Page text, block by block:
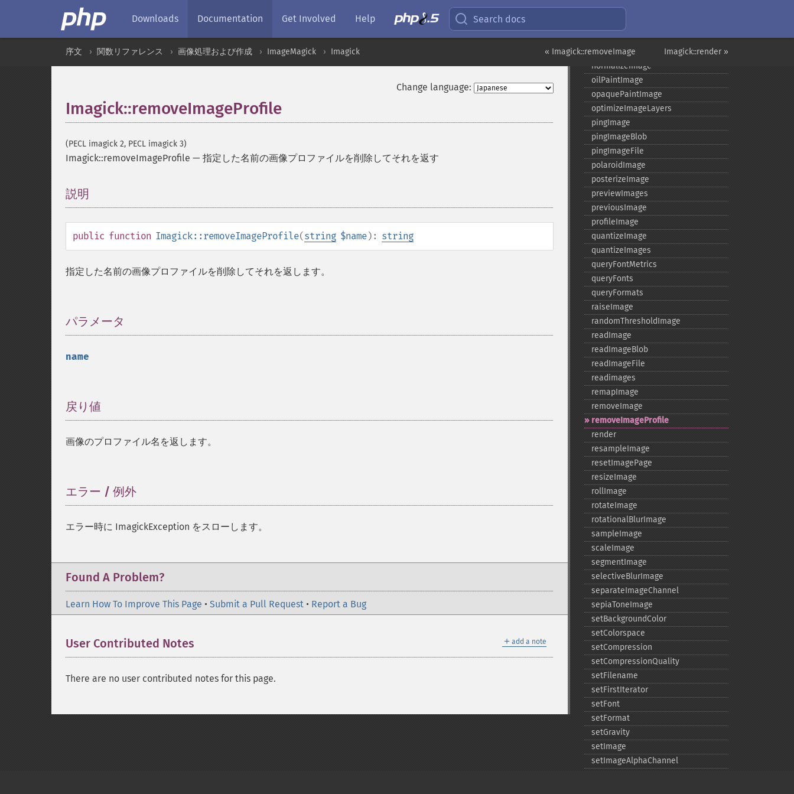
Downloads Documentation Get Involved Help Search docs
Imagick::render »
« Imagick::removeImage
序文 関数リファレンス 画像処理および作成 ImageMagick Imagick
Change language:
Imagick::removeImageProfile
(PECL imagick 2, PECL imagick 3)
Imagick::removeImageProfile — 指定した名前の画像プロファイルを削除してそれを返す
説明
public function Imagick::removeImageProfile(string $name): string
指定した名前の画像プロファイルを削除してそれを返します。
パラメータ
name
戻り値
画像のプロファイル名を返します。
エラー / 例外
エラー時に ImagickException をスローします。
Found A Problem?
Learn How To Improve This Page • Submit a Pull Request • Report a Bug
＋ add a note
User Contributed Notes
There are no user contributed notes for this page.
negateImage
newPseudoImage
nextImage
normalizeImage
oilPaintImage
opaquePaintImage
optimizeImageLayers
pingImage
pingImageBlob
pingImageFile
polaroidImage
posterizeImage
previewImages
previousImage
profileImage
quantizeImage
quantizeImages
queryFontMetrics
queryFonts
queryFormats
raiseImage
randomThresholdImage
readImage
readImageBlob
readImageFile
readimages
remapImage
removeImage
removeImageProfile
render
resampleImage
resetImagePage
resizeImage
rollImage
rotateImage
rotationalBlurImage
sampleImage
scaleImage
segmentImage
selectiveBlurImage
separateImageChannel
sepiaToneImage
setBackgroundColor
setColorspace
setCompression
setCompressionQuality
setFilename
setFirstIterator
setFont
setFormat
setGravity
setImage
setImageAlphaChannel